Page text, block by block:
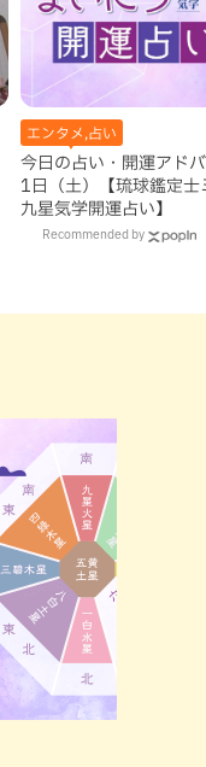
エンタメ,占い
今日の占い・開運アド
1日（土）【琉球鑑定士
九星気学開運占い】
Recommended by